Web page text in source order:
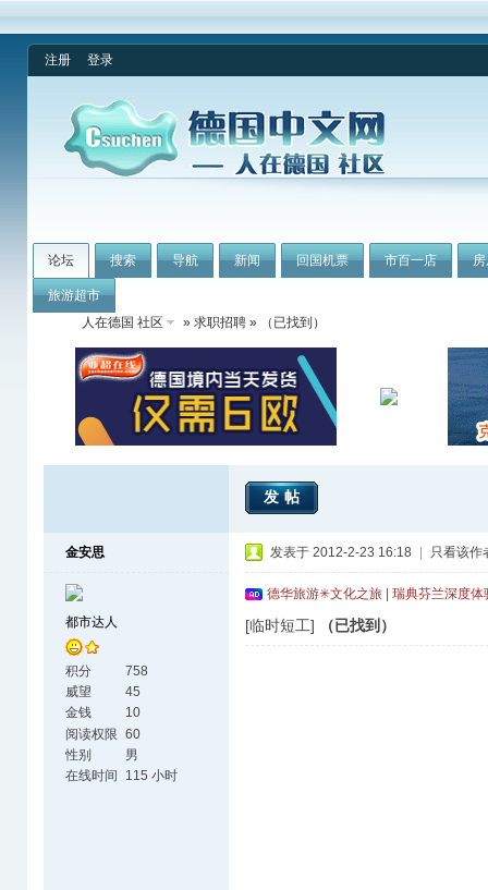
注册 登录
论坛 搜索 导航 新闻 回国机票 市百一店
旅游超市
人在德国 社区
» 求职招聘 » （已找到）
发帖
金安思
都市达人
积分
758
威望
45
金钱
10
阅读权限 60
性别
男
在线时间
115 小时
发表于 2012-2-23 16:18 只看该作
德华旅游✳文化之旅 | 瑞典芬兰深度
[临时短工] （已找到）